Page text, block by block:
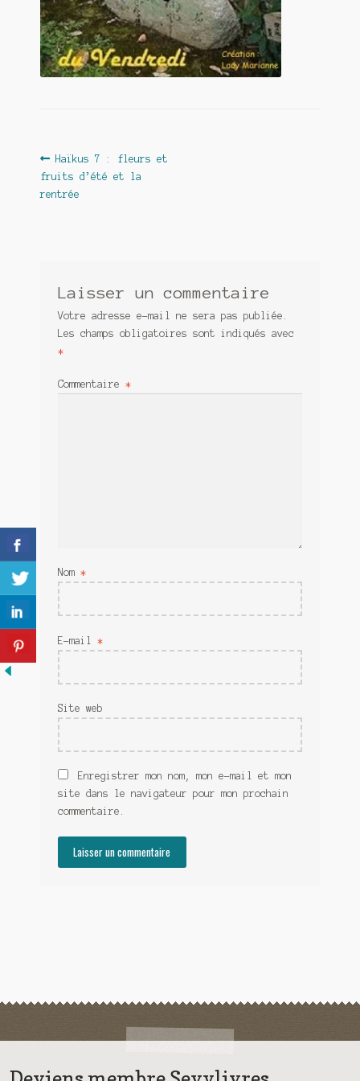
De(s)tracteur réduit au silence
Enlèvement rêvé
La clé du bonheur
Marre des adultes
Mes romans
Sans retour
Sauver ou périr
Une baffe et ça repart
Navigation
de
Article
précédent :
Haïkus 7 : fleurs et
fruits d’été et la
rentrée
Laisser un commentaire
Votre adresse e-mail ne sera pas publiée.
Les champs obligatoires sont indiqués avec
*
Commentaire *
Nom *
E-mail *
Site web
Enregistrer mon nom, mon e-mail et mon
site dans le navigateur pour mon prochain
commentaire.